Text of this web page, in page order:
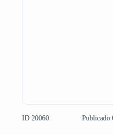
ID 20060 Publicado